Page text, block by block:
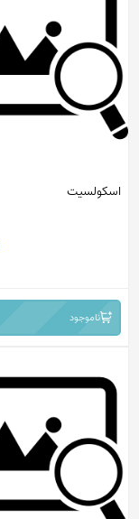
اسکولسیت
ناموجود